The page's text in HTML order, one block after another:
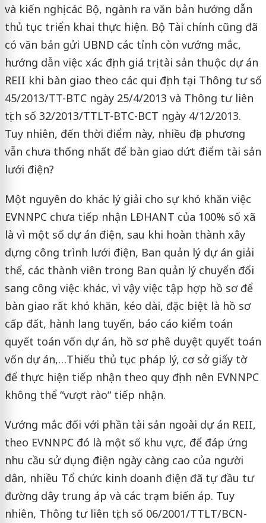
và kiến nghị các Bộ, ngành ra văn bản hướng dẫn
thủ tục triển khai thực hiện. Bộ Tài chính cũng đã
có văn bản gửi UBND các tỉnh còn vướng mắc,
hướng dẫn việc xác định giá trị tài sản thuộc dự án
REII khi bàn giao theo các qui định tại Thông tư số
45/2013/TT-BTC ngày 25/4/2013 và Thông tư liên
tịch số 32/2013/TTLT-BTC-BCT ngày 4/12/2013.
Tuy nhiên, đến thời điểm này, nhiều địa phương
vẫn chưa thống nhất để bàn giao dứt điểm tài sản
lưới điện?
Một nguyên do khác lý giải cho sự khó khăn việc
EVNNPC chưa tiếp nhận LĐHANT của 100% số xã
là vì một số dự án điện, sau khi hoàn thành xây
dựng công trình lưới điện, Ban quản lý dự án giải
thể, các thành viên trong Ban quản lý chuyển đổi
sang công việc khác, vì vậy việc tập hợp hồ sơ để
bàn giao rất khó khăn, kéo dài, đặc biệt là hồ sơ
cấp đất, hành lang tuyến, báo cáo kiểm toán
quyết toán vốn dự án, hồ sơ phê duyệt quyết toán
vốn dự án,…Thiếu thủ tục pháp lý, cơ sở giấy tờ
để thực hiện tiếp nhận theo quy định nên EVNNPC
không thể “vượt rào“ tiếp nhận.
Vướng mắc đối với phần tài sản ngoài dự án REII,
theo EVNNPC đó là một số khu vực, để đáp ứng
nhu cầu sử dụng điện ngày càng cao của người
dân, nhiều Tổ chức kinh doanh điện đã tự đầu tư
đường dây trung áp và các trạm biến áp. Tuy
nhiên, Thông tư liên tịch số 06/2001/TTLT/BCN-